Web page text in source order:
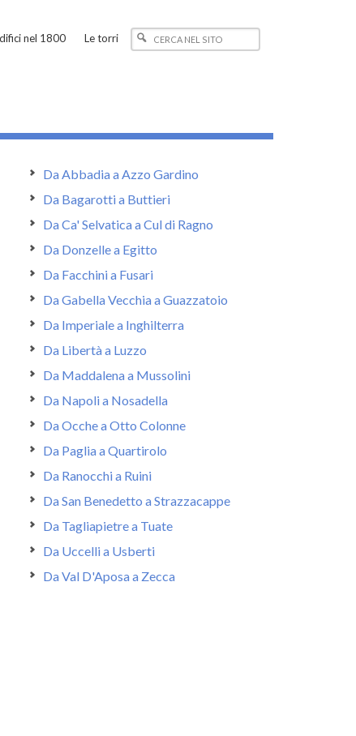
nel 1800 Le torri
Da Abbadia a Azzo Gardino
Da Bagarotti a Buttieri
Da Ca' Selvatica a Cul di Ragno
Da Donzelle a Egitto
Da Facchini a Fusari
Da Gabella Vecchia a Guazzatoio
Da Imperiale a Inghilterra
Da Libertà a Luzzo
Da Maddalena a Mussolini
Da Napoli a Nosadella
Da Ocche a Otto Colonne
Da Paglia a Quartirolo
Da Ranocchi a Ruini
Da San Benedetto a Strazzacappe
Da Tagliapietre a Tuate
Da Uccelli a Usberti
Da Val D'Aposa a Zecca